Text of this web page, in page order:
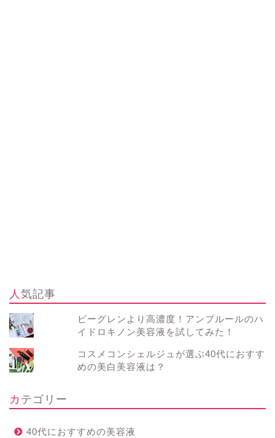
人気記事
ビーグレンより高濃度！アンプルールのハ
イドロキノン美容液を試してみた！
コスメコンシェルジュが選ぶ40代におすす
めの美白美容液は？
カテゴリー
40代におすすめの美容液